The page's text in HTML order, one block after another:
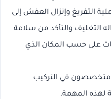
التفريغ وإنزال العفش إلى
التغليف والتأكد من سلامة
على حسب المكان الذي
متخصصون في التركيب
لهذه المهمة.